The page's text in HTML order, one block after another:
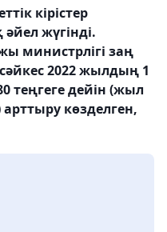
кірістер
жүгінді.
министрлігі заң
2022 жылдың 1
теңгеге дейін (жыл
арттыру көзделген,